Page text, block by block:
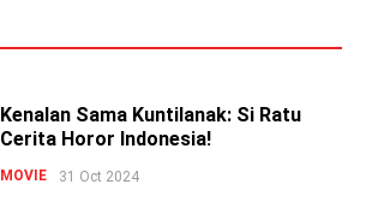
Kenalan Sama Kuntilanak: Si Ratu
Cerita Horor Indonesia!
MOVIE 31 Oct 2024